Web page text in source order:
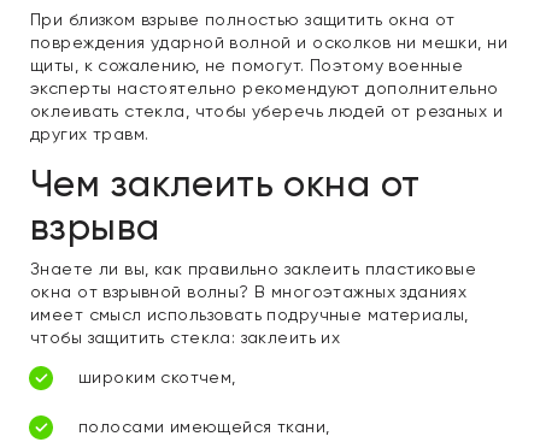
При близком взрыве полностью защитить окна от
повреждения ударной волной и осколков ни мешки, ни
щиты, к сожалению, не помогут. Поэтому военные
эксперты настоятельно рекомендуют дополнительно
оклеивать стекла, чтобы уберечь людей от резаных и
других травм.
Чем заклеить окна от
взрыва
Знаете ли вы, как правильно заклеить пластиковые
окна от взрывной волны? В многоэтажных зданиях
имеет смысл использовать подручные материалы,
чтобы защитить стекла: заклеить их
широким скотчем,
полосами имеющейся ткани,